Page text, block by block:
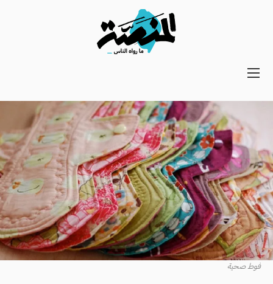
Main
Secondary
Navigation
فوط صحية